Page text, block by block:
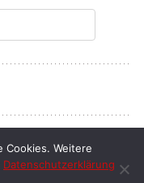
Cookies. Weitere
Datenschutzerklärung